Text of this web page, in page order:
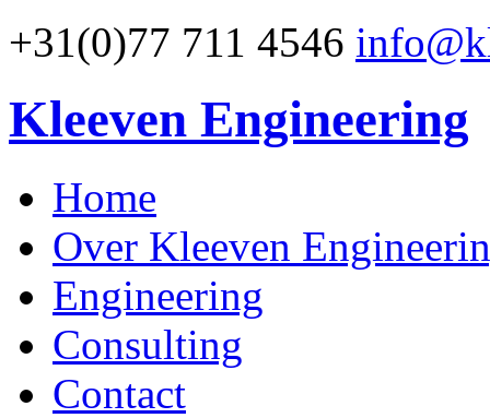
+31(0)77 711 4546
Kleeven Engineering
Home
Over Kleeven
Engineering
Consulting
Contact